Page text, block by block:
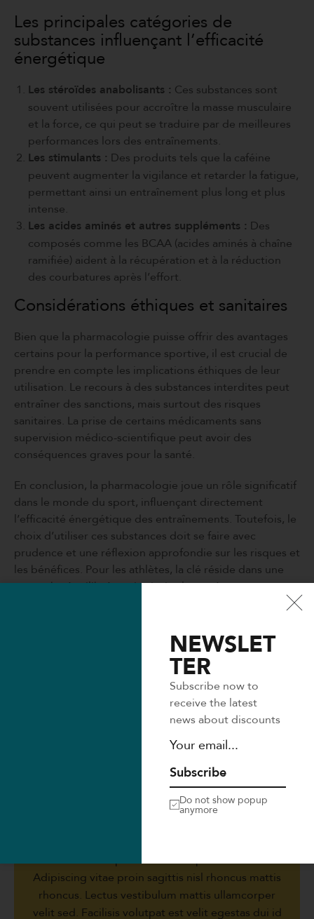
Les principales catégories de
substances influençant l’efficacité
énergétique
Les stéroïdes anabolisants : Ces substances sont
souvent utilisées pour accroître la masse musculaire
et la force, ce qui peut se traduire par de meilleures
performances lors des entraînements.
Les stimulants : Des produits tels que la caféine
peuvent augmenter la vigilance et retarder la fatigue,
permettant ainsi un entraînement plus long et plus
intense.
Les acides aminés et autres suppléments : Des
composés comme les BCAA (acides aminés à chaîne
ramifiée) aident à la récupération et à la réduction
des courbatures après l’effort.
Considérations éthiques et sanitaires
Bien que la pharmacologie puisse offrir des avantages
certains pour la performance sportive, il est crucial de
prendre en compte les implications éthiques de leur
utilisation. Le recours à des substances interdites peut
entraîner des sanctions, mais surtout des risques
sanitaires. La prise de certains médicaments sans
supervision médico-scientifique peut avoir des
conséquences graves pour la santé.
En conclusion, la pharmacologie joue un rôle significatif
dans le monde du sport, influençant directement
l’efficacité énergétique des entraînements. Toutefois, le
choix d’utiliser ces substances doit se faire avec
prudence et une réflexion approfondie sur les risques et
les bénéfices. Pour les athlètes, la clé réside dans une
approche équilibrée qui priorise la santé tout en
Author
Binterdum posuere lorem ipsum dolor.
Adipiscing vitae proin sagittis nisl rhoncus mattis
rhoncus. Lectus vestibulum mattis ullamcorper
velit sed. Facilisis volutpat est velit egestas dui id
NEWSLET
TER
Subscribe now to
receive the latest
news about discounts
Subscribe
Do not show popup
anymore